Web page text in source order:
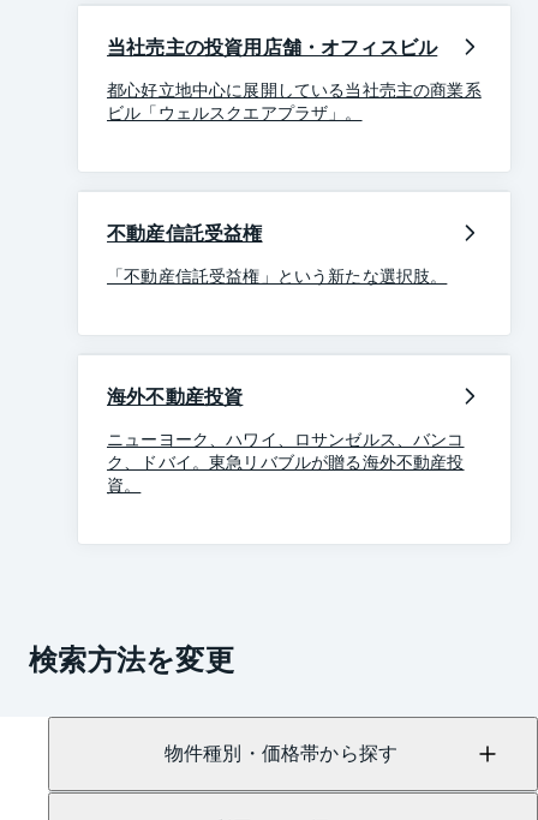
当社売主の投資用店舗・オフィスビル
都心好立地中心に展開している当社売主の商業系
ビル「ウェルスクエアプラザ」。
不動産信託受益権
「不動産信託受益権」という新たな選択肢。
海外不動産投資
ニューヨーク、ハワイ、ロサンゼルス、バンコ
ク、ドバイ。東急リバブルが贈る海外不動産投
資。
検索方法を変更
物件種別・価格帯から探す